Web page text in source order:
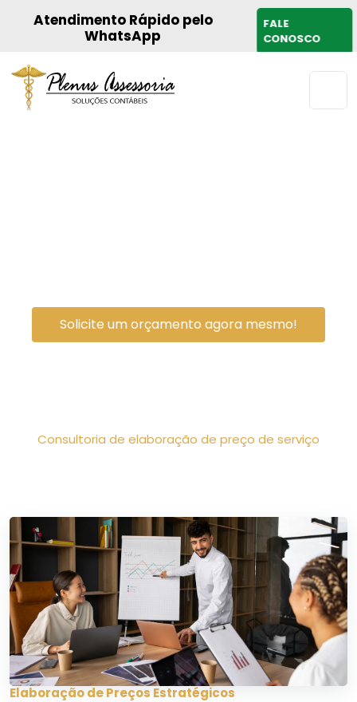
Atendimento Rápido pelo
WhatsApp
FALE
CONOSCO
Solicite um orçamento agora mesmo!
Consultoria de elaboração de preço de serviço
Elaboração de Preços Estratégicos